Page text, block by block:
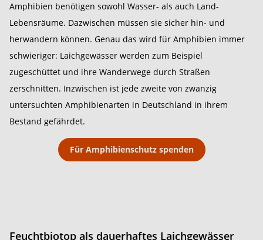
Amphibien benötigen sowohl Wasser- als auch Land-
Lebensräume. Dazwischen müssen sie sicher hin- und
herwandern können. Genau das wird für Amphibien immer
schwieriger: Laichgewässer werden zum Beispiel
zugeschüttet und ihre Wanderwege durch Straßen
zerschnitten. Inzwischen ist jede zweite von zwanzig
untersuchten Amphibienarten in Deutschland in ihrem
Bestand gefährdet.
Für Amphibienschutz spenden
Feuchtbiotop als dauerhaftes Laichgewässer